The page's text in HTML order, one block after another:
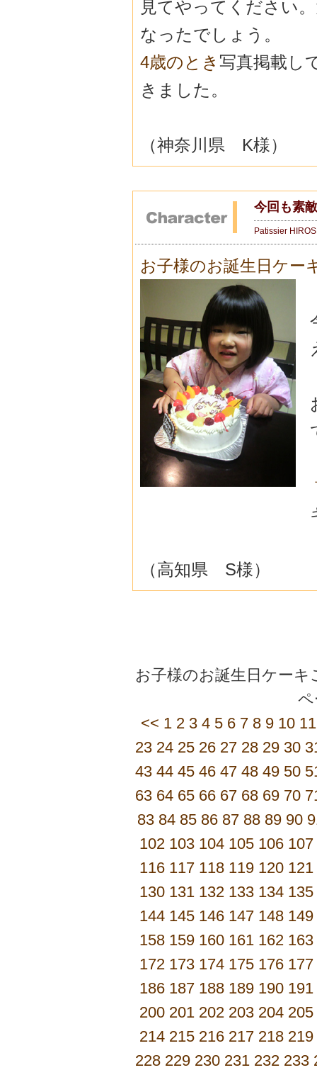
見てやってください
なったでしょう。
4歳のとき 写真掲載し
きました。
（神奈川県 K様）
今回も素
Patissier
お子様のお誕生日ケー
（高知県 S様）
お子様のお誕生日ケーキ
<< 1 2 3 4 5 6 7 8 9 10 11
23 24 25 26 27 28 29 30
43 44 45 46 47 48 49 50
63 64 65 66 67 68 69 70
83 84 85 86 87 88 89 90
102 103 104 105 106 107
116 117 118 119 120 121
130 131 132 133 134 135
144 145 146 147 148 149
158 159 160 161 162 163
172 173 174 175 176 177
186 187 188 189 190 191
200 201 202 203 204 205
214 215 216 217 218 219
228 229 230 231 232 233